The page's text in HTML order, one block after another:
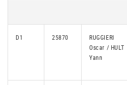
D1 25870
RUGGIERI
Oscar / HULT
Yann